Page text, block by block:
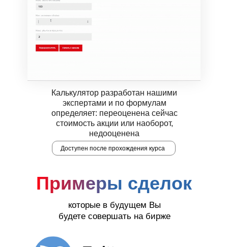
Калькулятор разработан нашими
экспертами и по формулам
определяет: переоценена сейчас
стоимость акции или наоборот,
недооценена
Доступен после прохождения курса
которые в будущем Вы
будете совершать на бирже
Примеры сделок